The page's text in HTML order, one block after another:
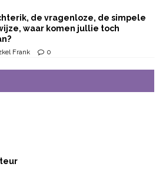
de vragenloze, de simpele
waar komen jullie toch
Frank 0